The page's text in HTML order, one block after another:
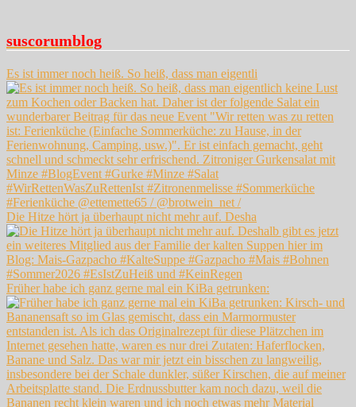
suscorumblog
Es ist immer noch heiß. So heiß, dass man eigentli
Die Hitze hört ja überhaupt nicht mehr auf. Desha
Früher habe ich ganz gerne mal ein KiBa getrunken: